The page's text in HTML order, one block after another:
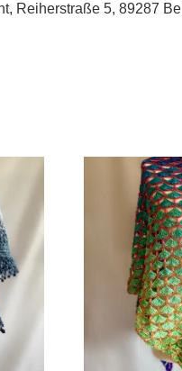
Reiherstraße 5, 89287